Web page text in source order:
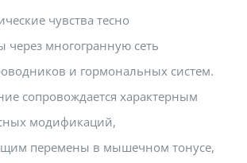
чувства тесно
через многогранную сеть
и гормональных систем.
сопровождается характерным
модификаций,
перемены в мышечном тонусе,